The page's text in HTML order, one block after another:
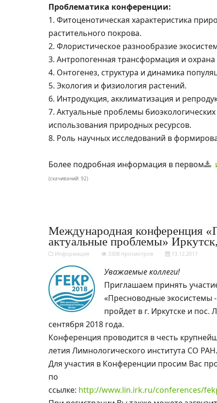
Проблематика конференции:
1. Фитоценотическая характеристика
растительного покрова.
2. Флористическое разнообразие
3. Антропогенная трансформация и
4. Онтогенез, структура и динамика
5. Экология и физиология растений.
6. Интродукция, акклиматизация и
7. Актуальные проблемы
использования природных ресурсов.
8. Роль научных исследований в
Более подробная информация в первом
(cкачиваний: 92)
Международная конференция
актуальные проблемы»
Информация 3308 просмотров 13.12.2017
Уважаемые коллеги!
Приглашаем принять
«Пресноводные экосистемы
пройдет в г. Иркутске и пос.
сентября 2018 года.
Конференция проводится в честь
летия Лимнологического института СО РАН.
Для участия в Конференции просим Вас
по
ссылке: http://www.lin.irk.ru/conferences/